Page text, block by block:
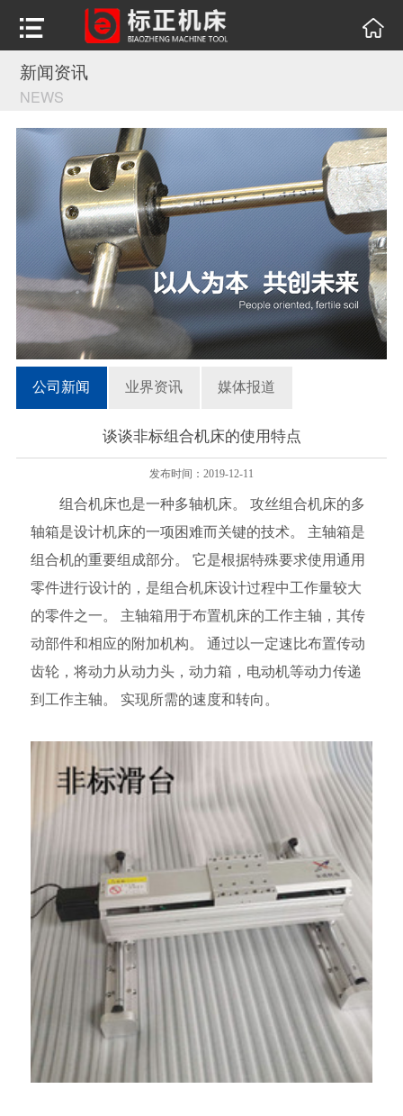
新闻资讯
NEWS
公司新闻 业界资讯 媒体报道
谈谈非标组合机床的使用特点
发布时间：2019-12-11
组合机床也是一种多轴机床。 攻丝组合机床的多
轴箱是设计机床的一项困难而关键的技术。 主轴箱是
组合机的重要组成部分。 它是根据特殊要求使用通用
零件进行设计的，是组合机床设计过程中工作量较大
的零件之一。 主轴箱用于布置机床的工作主轴，其传
动部件和相应的附加机构。 通过以一定速比布置传动
齿轮，将动力从动力头，动力箱，电动机等动力传递
到工作主轴。 实现所需的速度和转向。